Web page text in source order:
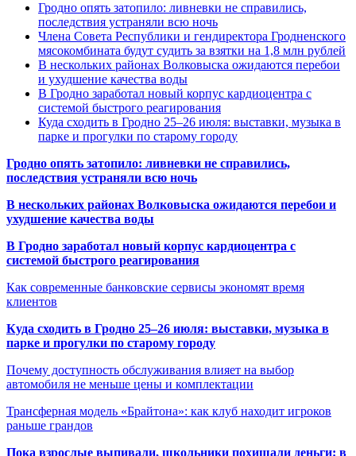
Гродно опять затопило: ливневки не справились,
последствия устраняли всю ночь
Члена Совета Республики и гендиректора Гродненского
мясокомбината будут судить за взятки на 1,8 млн рублей
В нескольких районах Волковыска ожидаются перебои
и ухудшение качества воды
В Гродно заработал новый корпус кардиоцентра с
системой быстрого реагирования
Куда сходить в Гродно 25–26 июля: выставки, музыка в
парке и прогулки по старому городу
Гродно опять затопило: ливневки не справились,
последствия устраняли всю ночь
В нескольких районах Волковыска ожидаются перебои и
ухудшение качества воды
В Гродно заработал новый корпус кардиоцентра с
системой быстрого реагирования
Как современные банковские сервисы экономят время
клиентов
Куда сходить в Гродно 25–26 июля: выставки, музыка в
парке и прогулки по старому городу
Почему доступность обслуживания влияет на выбор
автомобиля не меньше цены и комплектации
Трансферная модель «Брайтона»: как клуб находит игроков
раньше грандов
Пока взрослые выпивали, школьники похищали деньги: в